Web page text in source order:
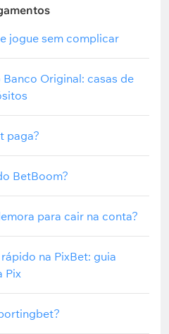
jogue sem complicar
Original: casas de
paga?
BetBoom?
para cair na conta?
na PixBet: guia
Pix